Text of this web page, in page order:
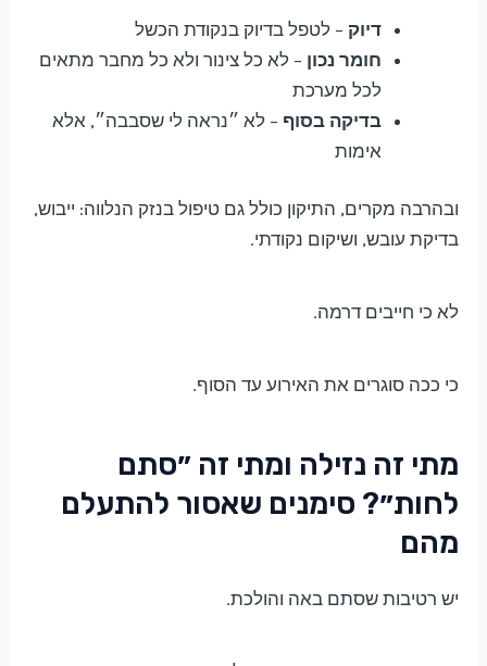
דיוק – לטפל בדיוק בנקודת הכשל
חומר נכון – לא כל צינור ולא כל מחבר מתאים
לכל מערכת
בדיקה בסוף – לא ״נראה לי שסבבה״, אלא
אימות
ובהרבה מקרים, התיקון כולל גם טיפול בנזק הנלווה: ייבוש,
בדיקת עובש, ושיקום נקודתי.
לא כי חייבים דרמה.
כי ככה סוגרים את האירוע עד הסוף.
מתי זה נזילה ומתי זה ״סתם
לחות״? סימנים שאסור להתעלם
מהם
יש רטיבות שסתם באה והולכת.